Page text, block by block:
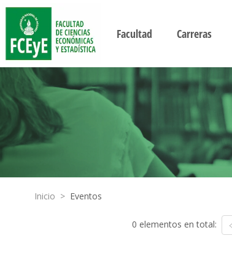
Facultad Carreras
Inicio > Eventos
0 elementos en total: